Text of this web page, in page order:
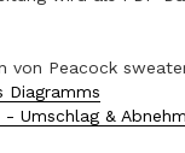
von Peacock
Diagramms
- Umschlag &